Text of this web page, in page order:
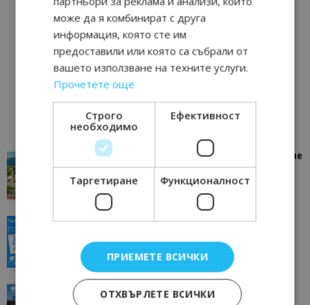
“Пощенска картичка от…”: Петрич – Изживяване
отвъд очакваното
Петрич 11/07/2026 11:22
“Пощенска картичка от…”: Пловдив, градът на
Пловдив 23/06/2026 10:00
“Пощенска картичка от…”: Перник – град на
традициите, културата и вдъхновяващите...
може да я комбинират с друга
информация, която сте им
предоставили или която са събрали от
вашето използване на техните услуги.
Прочетете още
Строго
необходимо
Ефективност
Таргетиране Функционалност
ПРИЕМЕТЕ ВСИЧКИ
ОТХВЪРЛЕТЕ ВСИЧКИ